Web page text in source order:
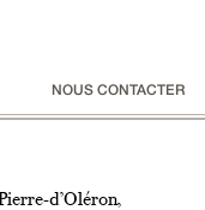
NOUS CONTACTER
d’Oléron,